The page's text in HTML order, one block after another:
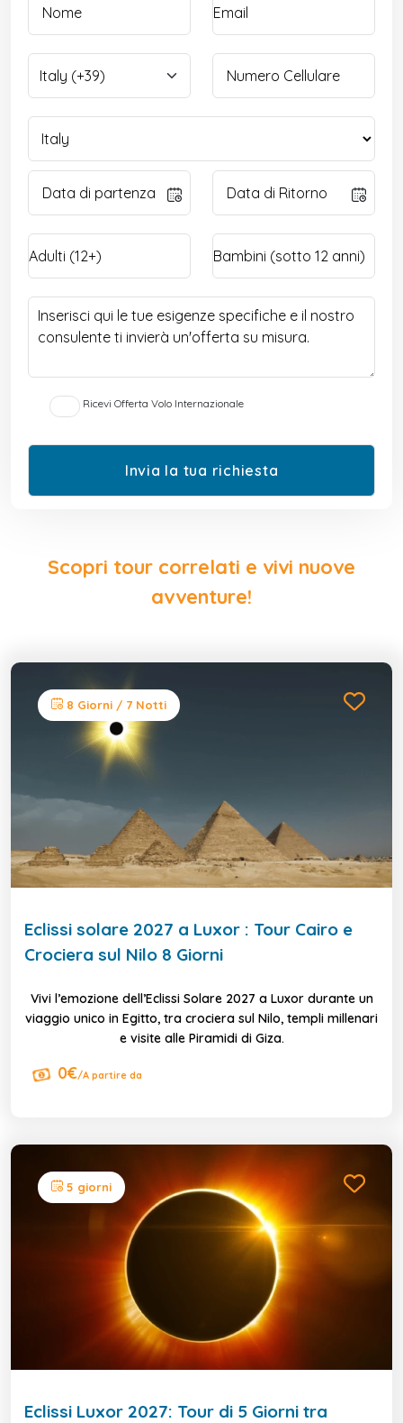
Ricevi Offerta Volo Internazionale
Scopri tour correlati e vivi nuove
avventure!
8 Giorni / 7 Notti
Eclissi solare 2027 a Luxor : Tour Cairo e
Crociera sul Nilo 8 Giorni
Vivi l’emozione dell’Eclissi Solare 2027 a Luxor durante un
viaggio unico in Egitto, tra crociera sul Nilo, templi millenari
e visite alle Piramidi di Giza.
0€/A partire da
5 giorni
Eclissi Luxor 2027: Tour di 5 Giorni tra